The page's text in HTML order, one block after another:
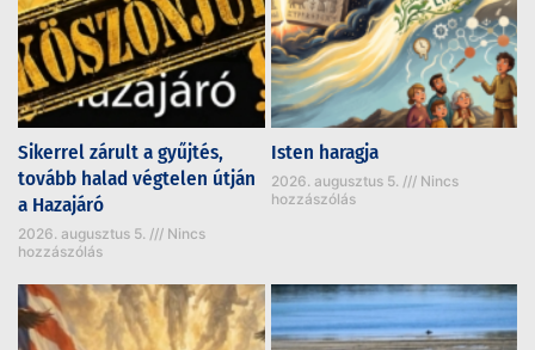
Sikerrel zárult a gyűjtés,
tovább halad végtelen útján
a Hazajáró
2026. augusztus 5.
Nincs
hozzászólás
Isten haragja
2026. augusztus 5.
Nincs
hozzászólás